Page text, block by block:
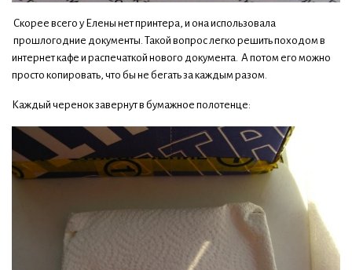
Скорее всего у Елены нет принтера, и она использовала
прошлогодние документы. Такой вопрос легко решить походом в
интернет кафе и распечаткой нового документа. А потом его можно
просто копировать, что бы не бегать за каждым разом.
Каждый черенок завернут в бумажное полотенце: